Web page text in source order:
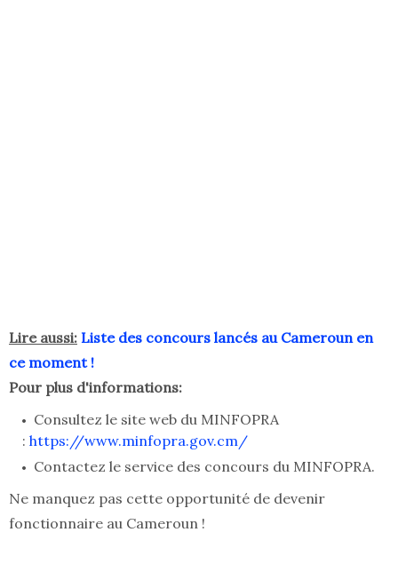
Lire aussi: Liste des concours lancés au Cameroun en
ce moment !
Pour plus d'informations:
Consultez le site web du MINFOPRA
: https://www.minfopra.gov.cm/
Contactez le service des concours du MINFOPRA.
Ne manquez pas cette opportunité de devenir
fonctionnaire au Cameroun !